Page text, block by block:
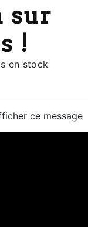
sur
!
en stock
ce message